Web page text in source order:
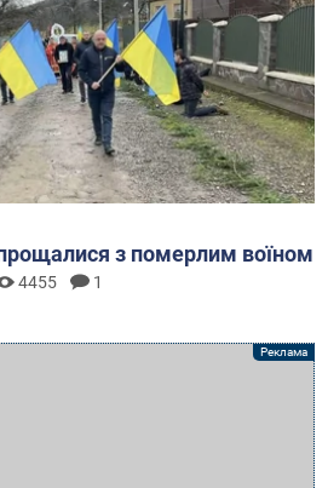
з померлим воїном
4455 1